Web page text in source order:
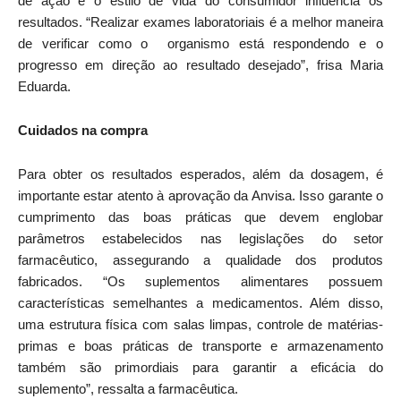
resultados. “Realizar exames laboratoriais é a melhor maneira
de verificar como o organismo está respondendo e o
progresso em direção ao resultado desejado”, frisa Maria
Eduarda.
Cuidados na compra
Para obter os resultados esperados, além da dosagem, é
importante estar atento à aprovação da Anvisa. Isso garante o
cumprimento das boas práticas que devem englobar
parâmetros estabelecidos nas legislações do setor
farmacêutico, assegurando a qualidade dos produtos
fabricados. “Os suplementos alimentares possuem
características semelhantes a medicamentos. Além disso,
uma estrutura física com salas limpas, controle de matérias-
primas e boas práticas de transporte e armazenamento
também são primordiais para garantir a eficácia do
suplemento”, ressalta a farmacêutica.